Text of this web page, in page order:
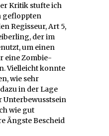
Kritik stufte ich
gefloppten
Regisseur, Art 5,
der im
um einen
eine Zombie-
Vielleicht konnte
wie sehr
in der Lage
Unterbewusstsein
wie gut
Ängste Bescheid